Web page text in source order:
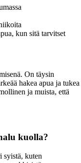
kun sitä tarvitset
On täysin
hakea apua ja tukea
ja muista, että
kuolla?
syistä, kuten